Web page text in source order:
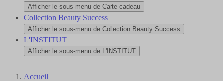
Afficher le sous-menu de Carte cadeau
Collection Beauty Success
Afficher le sous-menu de Collection Beauty Success
L'INSTITUT
Afficher le sous-menu de L'INSTITUT
Accueil